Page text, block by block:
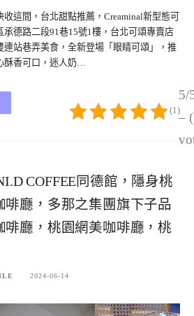
這間，台北甜點推薦，Creaminal新型態可
德路二段91巷15號1樓，台北可頌專賣店
連站巷弄美食，全新登場「眼睛可頌」，推
酥香可口，迷人奶…
5/
–
(1)
COFFEE同德館，隱身桃
啡廳，多那之集團旗下子品
啡廳，桃園網美咖啡廳，桃
2024-06-14